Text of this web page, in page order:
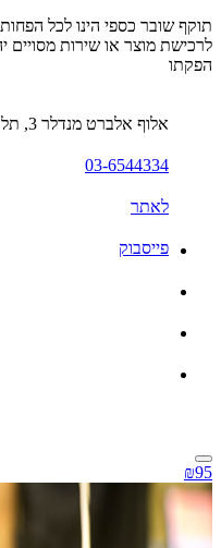
הפקתו
אלוף אלברט מנדלר 3, תל אביב-יפו
03-6544334
לאתר
פייסבוק
₪95